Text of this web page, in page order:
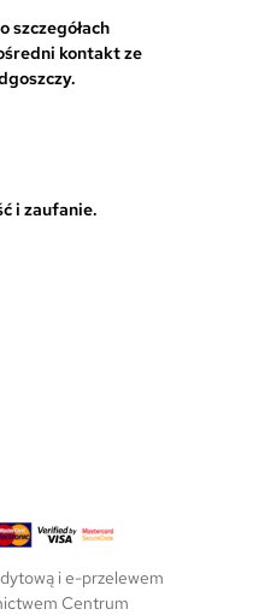
szczegółach
kontakt ze
i zaufanie.
i e-przelewem
Centrum